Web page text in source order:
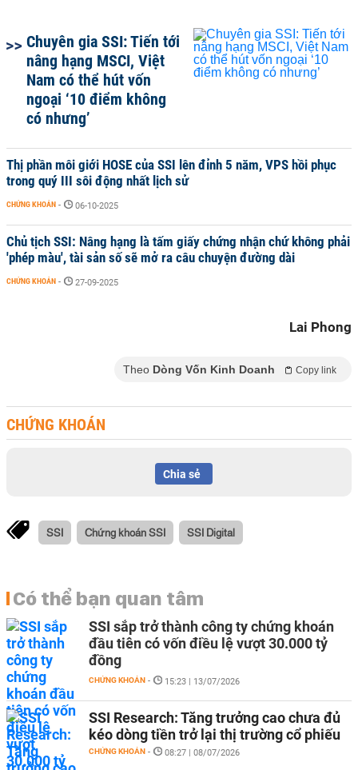
Chuyên gia SSI: Tiến tới
nâng hạng MSCI, Việt
Nam có thể hút vốn
ngoại ‘10 điểm không
có nhưng’
Thị phần môi giới HOSE của SSI lên đỉnh 5 năm, VPS hồi phục
trong quý III sôi động nhất lịch sử
CHỨNG KHOÁN - 06-10-2025
Chủ tịch SSI: Nâng hạng là tấm giấy chứng nhận chứ không phải
'phép màu', tài sản số sẽ mở ra câu chuyện đường dài
CHỨNG KHOÁN - 27-09-2025
Lai Phong
Theo Dòng Vốn Kinh Doanh Copy link
CHỨNG KHOÁN
Chia sẻ
SSI Chứng khoán SSI SSI Digital
Có thể bạn quan tâm
SSI sắp trở thành công ty chứng khoán
đầu tiên có vốn điều lệ vượt 30.000 tỷ
đồng
CHỨNG KHOÁN - 15:23 | 13/07/2026
SSI Research: Tăng trưởng cao chưa đủ
kéo dòng tiền trở lại thị trường cổ phiếu
CHỨNG KHOÁN - 08:27 | 08/07/2026